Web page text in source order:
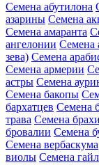
Семена абутилона
азарины Семена
Семена амаранта
ангелонии Семена
зева) Семена
Семена армерии
астры Семена
Семена бакопы
бархатцев Семена
трава Семена
бровалии Семена
Семена вербаскума
виолы Семена